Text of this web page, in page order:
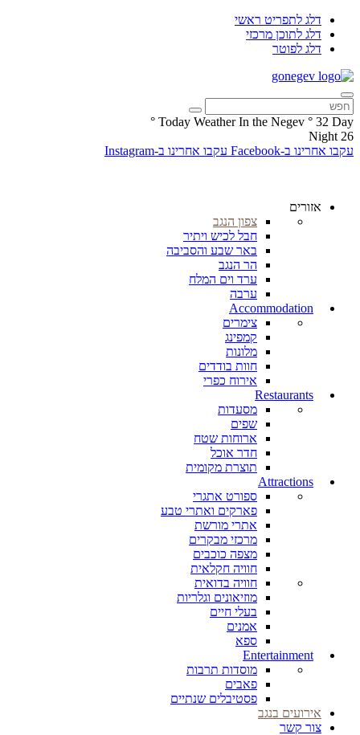
דלג לתפריט ראשי
דלג לתוכן מרכזי
דלג לפוטר
Today Weather In the Negev ° 32 Day
°
26
Night
עקבו אחרינו ב-Facebook
עקבו אחרינו ב-Instagram
אזורים
צפון הנגב
חבל לכיש ויתיר
באר שבע והסביבה
הר הנגב
ערד וים המלח
ערבה
Accommodation
צימרים
קמפינג
מלונות
חוות בודדים
אירוח כפרי
Restaurants
מסעדות
שפים
ארוחות שטח
חדר אוכל
תוצרת מקומית
Attractions
ספורט אתגרי
פארקים ואתרי טבע
אתרי מורשת
מרכזי מבקרים
מצפה כוכבים
חוויה חקלאית
חוויה בדואית
מוזיאונים וגלריות
בעלי חיים
אמנים
ספא
Entertainment
מוסדות תרבות
פאבים
פסטיבלים שנתיים
אירועים בנגב
צור קשר